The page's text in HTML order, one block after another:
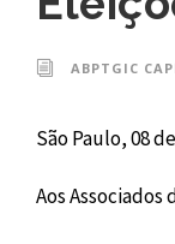
ABPTGIC
São Paulo, 08
Aos Associados